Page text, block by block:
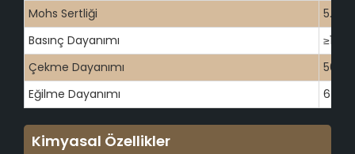
Mohs Sertliği
5.5-
Basınç Dayanımı
≥1100
Çekme Dayanımı
50
Eğilme Dayanımı
67
Kimyasal Özellikler